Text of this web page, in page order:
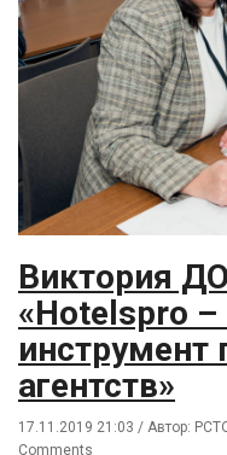
Виктория
«Hotelspro
агентств»
17.11.2019 21:03 / Автор:
Comments